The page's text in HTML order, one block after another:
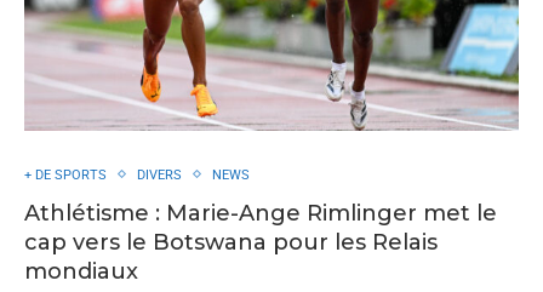
+ DE SPORTS DIVERS NEWS
Athlétisme : Marie-Ange Rimlinger met le
cap vers le Botswana pour les Relais
mondiaux